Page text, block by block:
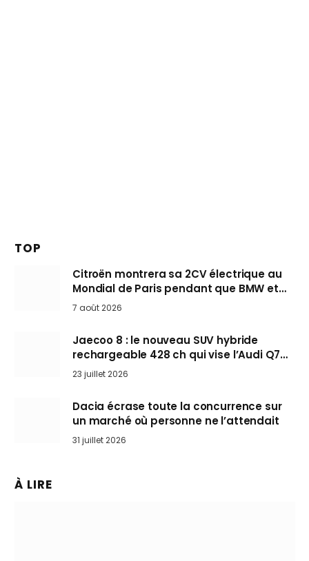
TOP
Citroën montrera sa 2CV électrique au
Mondial de Paris pendant que BMW et
Mini désertent le salon
7 août 2026
Jaecoo 8 : le nouveau SUV hybride
rechargeable 428 ch qui vise l’Audi Q7
arrive en Europe cet automne
23 juillet 2026
Dacia écrase toute la concurrence sur
un marché où personne ne l’attendait
31 juillet 2026
À LIRE